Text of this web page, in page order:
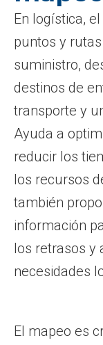
En logística,
puntos y
suministro,
destinos de
transporte y
Ayuda a
reducir los
los recursos
también
información
los retrasos y
necesidades
El mapeo es